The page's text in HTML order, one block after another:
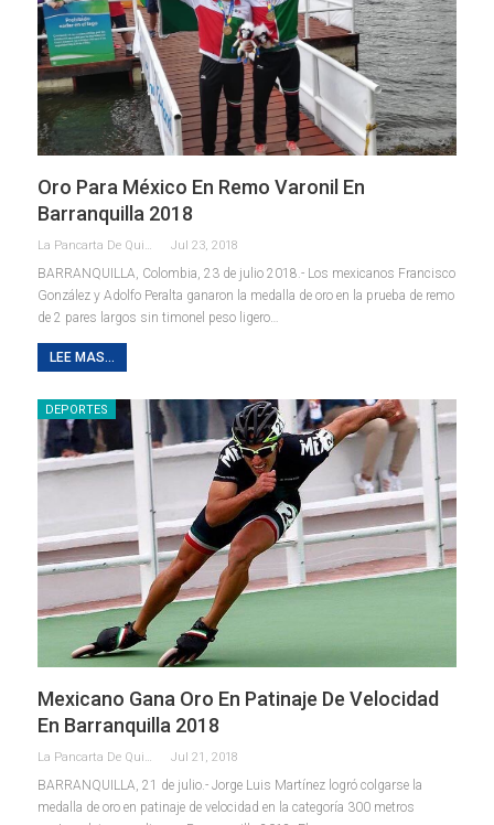
Oro Para México En Remo Varonil En
Barranquilla 2018
La Pancarta De Quintana Roo Jul 23, 2018
BARRANQUILLA, Colombia, 23 de julio 2018.- Los mexicanos Francisco
González y Adolfo Peralta ganaron la medalla de oro en la prueba de remo
de 2 pares largos sin timonel peso ligero…
LEE MAS...
DEPORTES
Mexicano Gana Oro En Patinaje De Velocidad
En Barranquilla 2018
La Pancarta De Quintana Roo Jul 21, 2018
BARRANQUILLA, 21 de julio.- Jorge Luis Martínez logró colgarse la
medalla de oro en patinaje de velocidad en la categoría 300 metros